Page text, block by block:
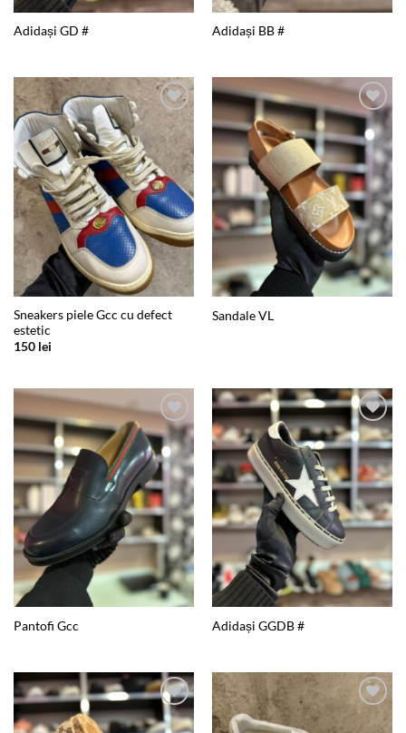
Adidași GD # Adidași BB #
Add to
wishlist
Sneakers piele Gcc cu defect
estetic
150 lei
Add to
wishlist
Sandale VL
Add to
wishlist
Pantofi Gcc
Add to
wishlist
Adidași GGDB #
Add to
wishlist
wishlist